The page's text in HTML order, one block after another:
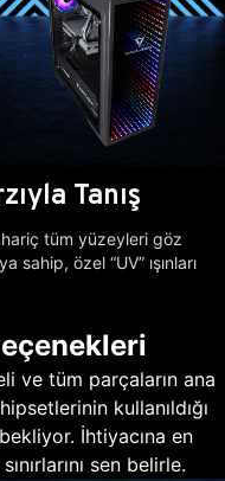
Tanış
hariç tüm yüzeyleri göz
sahip, özel “UV” ışınları
ve tüm parçaların ana
kullanıldığı
İhtiyacına en
sen belirle.